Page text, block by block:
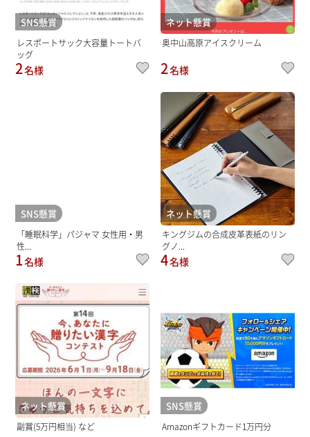
SNS懸賞
レスポートサック大容量トートバ
ッグ
2名様
ネット懸賞
奥中山高原アイスクリーム
2名様
SNS懸賞
「睡眠科学」パジャマ 女性用・男
性...
1名様
ネット懸賞
キングジムの合成皮革表紙のリン
グノ...
4名様
ネット懸賞
副賞(5万円相当) など
SNS懸賞
Amazonギフトカード1万円分